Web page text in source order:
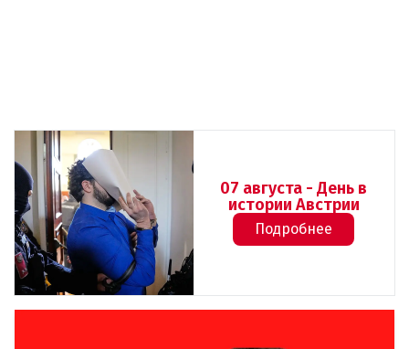
07 августа - День в
истории Австрии
Подробнее